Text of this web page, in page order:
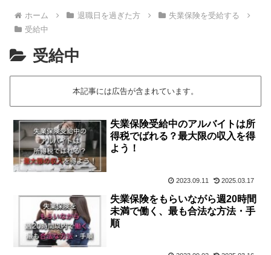
ホーム 退職日を過ぎた方
失業保険を受給する
受給中
受給中
本記事には広告が含まれています。
失業保険受給中のアルバイトは所
得税でばれる？最大限の収入を得
よう！
2023.09.11 2025.03.17
失業保険をもらいながら週20時間
未満で働く、最も合法な方法・手
順